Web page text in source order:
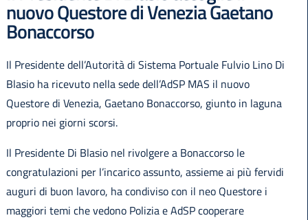
nuovo Questore di Venezia Gaetano
Bonaccorso
Il Presidente dell’Autorità di Sistema Portuale Fulvio Lino Di
Blasio ha ricevuto nella sede dell’AdSP MAS il nuovo
Questore di Venezia, Gaetano Bonaccorso, giunto in laguna
proprio nei giorni scorsi.
Il Presidente Di Blasio nel rivolgere a Bonaccorso le
congratulazioni per l’incarico assunto, assieme ai più fervidi
auguri di buon lavoro, ha condiviso con il neo Questore i
maggiori temi che vedono Polizia e AdSP cooperare